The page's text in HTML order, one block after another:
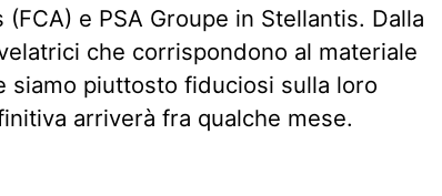
e PSA Groupe in Stellantis. Dalla
che corrispondono al materiale
siamo piuttosto fiduciosi sulla loro
arriverà fra qualche mese.